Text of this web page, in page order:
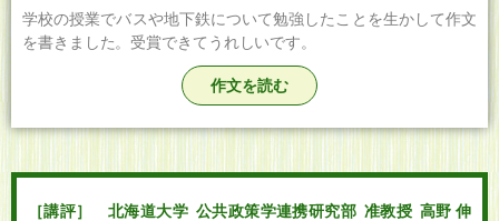
学校の授業でバスや地下鉄について勉強したことを生かして作文
を書きました。受賞できてうれしいです。
作文を読む
［講評］ 北海道大学 公共政策学連携研究部 准教授 高野 伸